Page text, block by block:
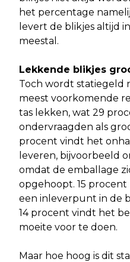
het percentage
levert de blikjes altijd
meestal.
Lekkende blikjes
Toch wordt statiegeld
meest voorkomende
tas lekken, wat 29
ondervraagden als
procent vindt het
leveren, bijvoorbeeld
omdat de emballage
opgehoopt. 15
een inleverpunt in de
14 procent vindt het
moeite voor te doen.
Maar hoe hoog is dit